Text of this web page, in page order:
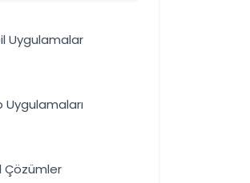
Uygulamalar
Uygulamaları
Çözümler